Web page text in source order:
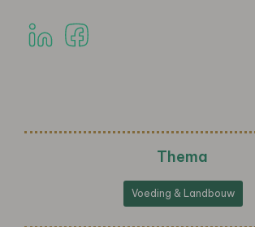
Thema
Voeding & Landbouw